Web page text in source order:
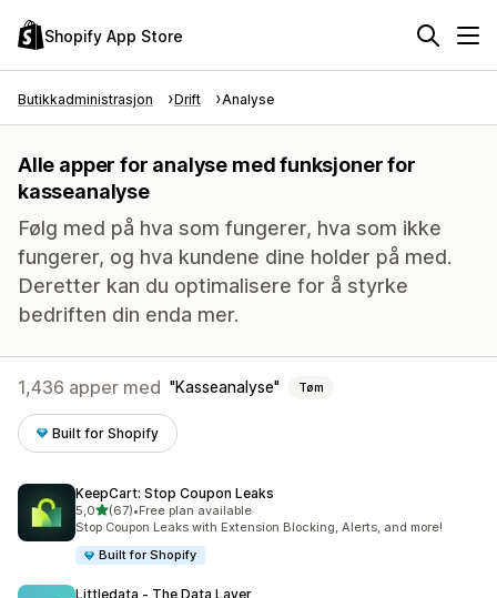
Shopify App Store
Butikkadministrasjon Drift Analyse
Alle apper for analyse med funksjoner for
kasseanalyse
Følg med på hva som fungerer, hva som ikke
fungerer, og hva kundene dine holder på med.
Deretter kan du optimalisere for å styrke
bedriften din enda mer.
1,436 apper med Kasseanalyse Tøm
Built for Shopify
KeepCart: Stop Coupon Leaks
5,0av 5 stjerner
(67)
Totalt 67 omtaler
•Free plan available
Stop Coupon Leaks with Extension Blocking, Alerts, and more!
Built for Shopify
Littledata ‑ The Data Layer